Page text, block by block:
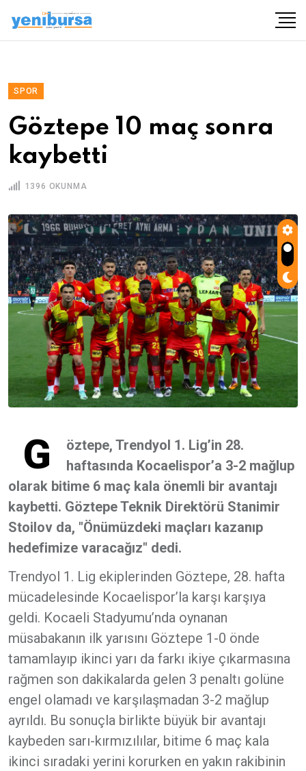
SPOR
Göztepe 10 maç sonra
kaybetti
1396 OKUNMA
G
öztepe, Trendyol 1. Lig’in 28.
haftasında Kocaelispor’a 3-2 mağlup
olarak bitime 6 maç kala önemli bir avantajı
kaybetti. Göztepe Teknik Direktörü Stanimir
Stoilov da, "Önümüzdeki maçları kazanıp
hedefimize varacağız" dedi.
Trendyol 1. Lig ekiplerinden Göztepe, 28. hafta
mücadelesinde Kocaelispor’la karşı karşıya
geldi. Kocaeli Stadyumu’nda oynanan
müsabakanın ilk yarısını Göztepe 1-0 önde
tamamlayıp ikinci yarı da farkı ikiye çıkarmasına
rağmen son dakikalarda gelen 3 penaltı golüne
engel olamadı ve karşılaşmadan 3-2 mağlup
ayrıldı. Bu sonuçla birlikte büyük bir avantajı
kaybeden sarı-kırmızılılar, bitime 6 maç kala
ikinci sıradaki yerini korurken en yakın rakibinin